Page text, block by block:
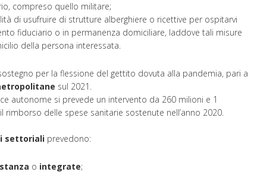
compreso quello militare;
di usufruire di strutture alberghiere o ricettive per ospitarvi
fiduciario o in permanenza domiciliare, laddove tali misure
della persona interessata.
per la flessione del gettito dovuta alla pandemia, pari a
sul 2021.
autonome si prevede un intervento da 260 milioni e 1
delle spese sanitarie sostenute nell’anno 2020.
settoriali prevedono:
o integrate;